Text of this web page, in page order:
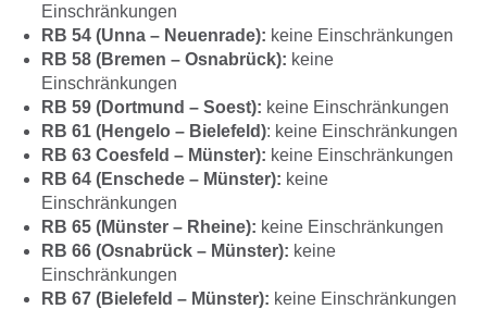
Einschränkungen
RB 54 (Unna – Neuenrade): keine Einschränkungen
RB 58 (Bremen – Osnabrück): keine
Einschränkungen
RB 59 (Dortmund – Soest): keine Einschränkungen
RB 61 (Hengelo – Bielefeld): keine Einschränkungen
RB 63 Coesfeld – Münster): keine Einschränkungen
RB 64 (Enschede – Münster): keine
Einschränkungen
RB 65 (Münster – Rheine): keine Einschränkungen
RB 66 (Osnabrück – Münster): keine
Einschränkungen
RB 67 (Bielefeld – Münster): keine Einschränkungen